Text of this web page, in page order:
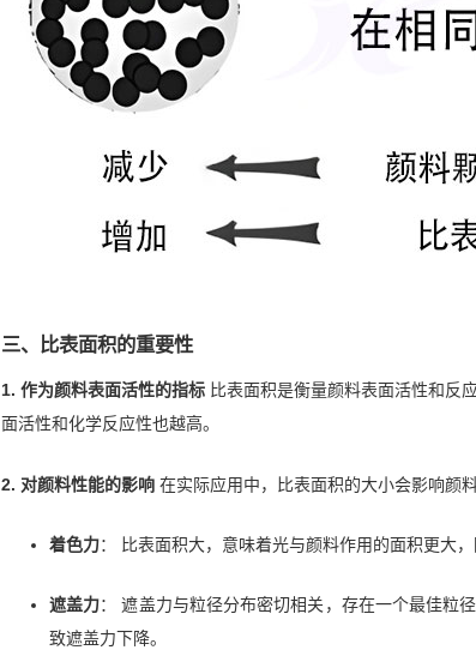
三、比表面积的重要性
1. 作为颜料表面活性的指标 比表面积是衡量颜料表面活性和反
面活性和化学反应性也越高。
2. 对颜料性能的影响 在实际应用中，比表面积的大小会影响颜
着色力： 比表面积大，意味着光与颜料作用的面积更大
遮盖力： 遮盖力与粒径分布密切相关，存在一个最佳粒
致遮盖力下降。